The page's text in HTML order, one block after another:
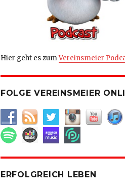
Hier geht es zumVereinsmeier
FOLGE VEREINSMEIER
ERFOLGREICH LEBEN